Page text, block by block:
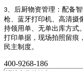
3、后厨物资管理：
枪、蓝牙打印机、高清
持领用单、无单出库方式
打印单据，现场拍照留痕
民主制度。
400-9268-186